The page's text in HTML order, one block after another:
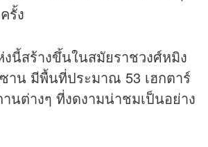
รั้ง
นี้สร้างขึ้นในสมัยราชวงศ์หมิง
าน มีพื้นที่ประมาณ 53 เฮกตาร์
นต่างๆ ที่งดงามน่าชมเป็นอย่าง